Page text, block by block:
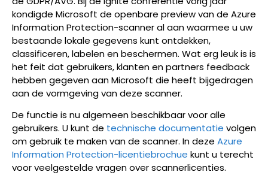
kondigde Microsoft de openbare preview van de Azure
Information Protection-scanner al aan waarmee u uw
bestaande lokale gegevens kunt ontdekken,
classificeren, labelen en beschermen. Wat erg leuk is is
het feit dat gebruikers, klanten en partners feedback
hebben gegeven aan Microsoft die heeft bijgedragen
aan de vormgeving van deze scanner.
De functie is nu algemeen beschikbaar voor alle
gebruikers. U kunt de technische documentatie volgen
om gebruik te maken van de scanner. In deze Azure
Information Protection-licentiebrochue kunt u terecht
voor veelgestelde vragen over scannerlicenties.